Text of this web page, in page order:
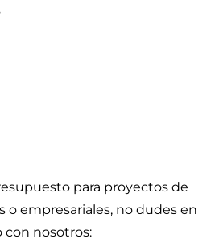
para proyectos de
o empresariales, no dudes en
nosotros: